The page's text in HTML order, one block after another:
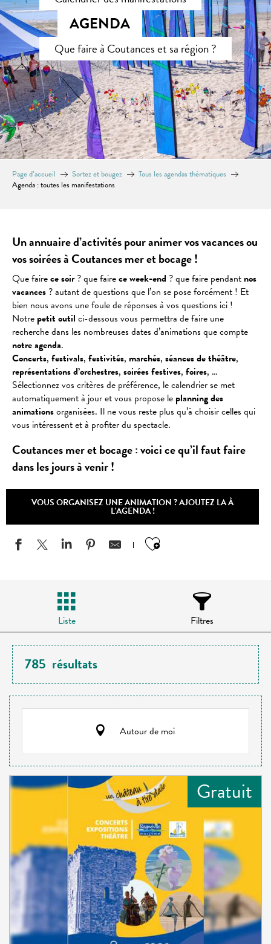
AGENDA
Que faire à Coutances et sa région ?
Page d’accueil Sortez et bougez
Tous les agendas thématiques
Agenda : toutes les manifestations
Un annuaire d’activités pour animer vos vacances ou
vos soirées à Coutances mer et bocage !
Que fairece soir? que fairece week-end ? que faire pendant nos
vacances? autant de questions que l’on se pose forcément ! Et
bien nous avons une foule de réponses à vos questions ici !
Notre petit outil ci-dessous vous permettra de faire une
recherche dans les nombreuses dates d’animations que compte
notre agenda.
Concerts, festivals, festivités, marchés, séancesdethéâtre,
représentationsd’orchestres, soiréesfestives, foires, …
Sélectionnez vos critères de préférence, le calendrier se met
automatiquement à jour et vous propose le planning des
animationsorganisées. Il ne vous reste plus qu’à choisir celles qui
vous intéressent et à profiter du spectacle.
Coutances mer et bocage : voici ce qu’il faut faire
dans les jours à venir !
VOUS ORGANISEZ UNE ANIMATION ? AJOUTEZ LA À
L'AGENDA !
Ajouter aux
Liste Filtres
785 résultats
Autour de moi
Gratuit